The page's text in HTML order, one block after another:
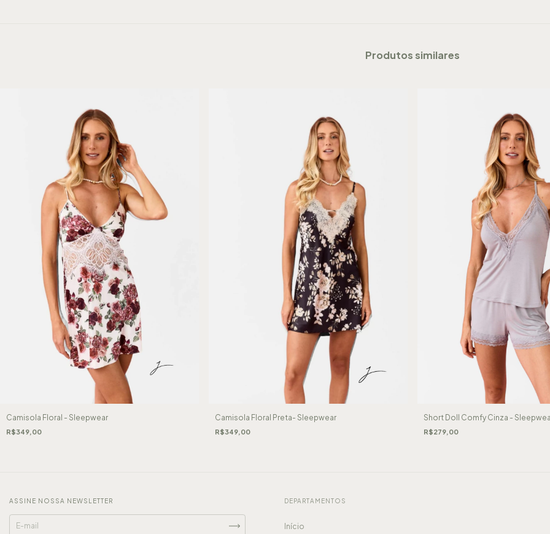
Produtos similares
Camisola Floral - Sleepwear
R$349,00
Camisola Floral Preta- Sleepwear
R$349,00
Short Doll Comfy Cinza -
R$279,00
ASSINE NOSSA NEWSLETTER DEPARTAMENTOS
Início